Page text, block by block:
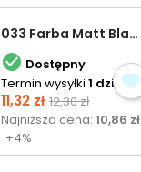
033 Farba Matt Black - olejna
 Dostępny
Termin wysyłki 1 dzień
Cena
11,32 zł Cena
podstawowa
12,30 zł
Najniższa cena:10,86 zł
+4%